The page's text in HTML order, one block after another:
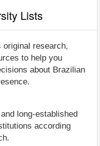
Lists
original research,
to help you
about Brazilian
long-established
according